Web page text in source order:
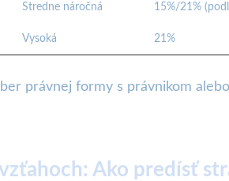
Stredne náročná 15%/21%
Vysoká 21%
právnej formy s právnikom
Ako predísť